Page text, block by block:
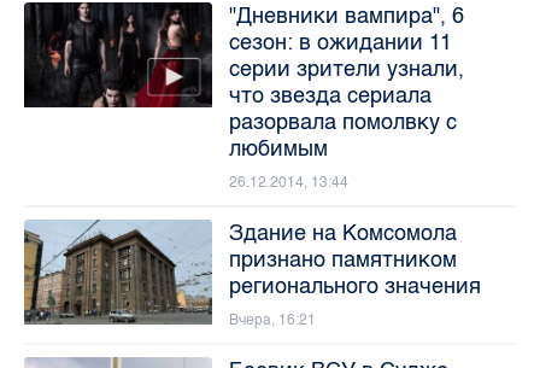
"Дневники вампира", 6
сезон: в ожидании 11
серии зрители узнали,
что звезда сериала
разорвала помолвку с
любимым
26.12.2014, 13:44
Здание на Комсомола
признано памятником
регионального значения
Вчера, 16:21